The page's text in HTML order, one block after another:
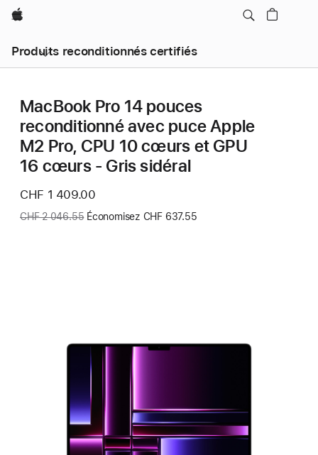
Apple
Produits reconditionnés certifiés
MacBook Pro 14 pouces
reconditionné avec puce Apple
M2 Pro, CPU 10 cœurs et GPU
16 cœurs - Gris sidéral
Nouveau
prix
CHF 1 409.00
Ancien
CHF 2 046.55 Économisez CHF 637.55